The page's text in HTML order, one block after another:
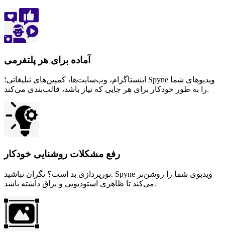
آماده برای هر پلتفرمی
اینستاگرام، وب‌سایت‌ها، کمپین‌های تبلیغاتی؛ Spyne ویدیوهای شما
را به طور خودکار برای هر جایی که نیاز باشد، قالب‌بندی می‌کند.
رفع مشکلات روشنایی خودکار
نورپردازی بد است؟ نگران نباشید. Spyne ویدیوی شما را روشن‌تر
می‌کند تا ظاهری استودیویی و براق داشته باشد.